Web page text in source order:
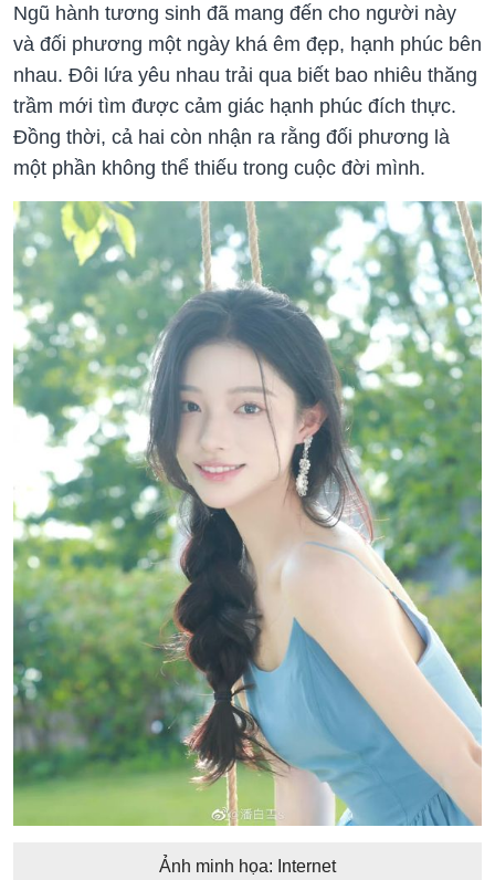
Ngũ hành tương sinh đã mang đến cho người này
và đối phương một ngày khá êm đẹp, hạnh phúc bên
nhau. Đôi lứa yêu nhau trải qua biết bao nhiêu thăng
trầm mới tìm được cảm giác hạnh phúc đích thực.
Đồng thời, cả hai còn nhận ra rằng đối phương là
một phần không thể thiếu trong cuộc đời mình.
Ảnh minh họa: Internet